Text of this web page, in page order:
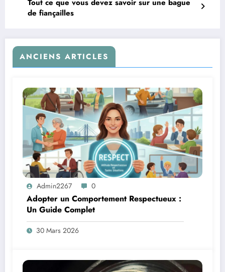
Tout ce que vous devez savoir sur une bague
de fiançailles
ANCIENS ARTICLES
Admin2267 0
Adopter un Comportement Respectueux :
Un Guide Complet
30 Mars 2026